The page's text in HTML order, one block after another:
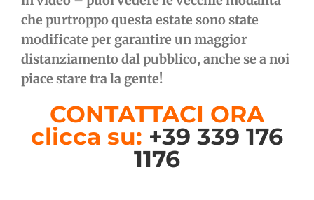
che purtroppo questa estate sono state
modificate per garantire un maggior
distanziamento dal pubblico, anche se a noi
piace stare tra la gente!
CONTATTACI ORA
clicca su: +39 339 176
1176